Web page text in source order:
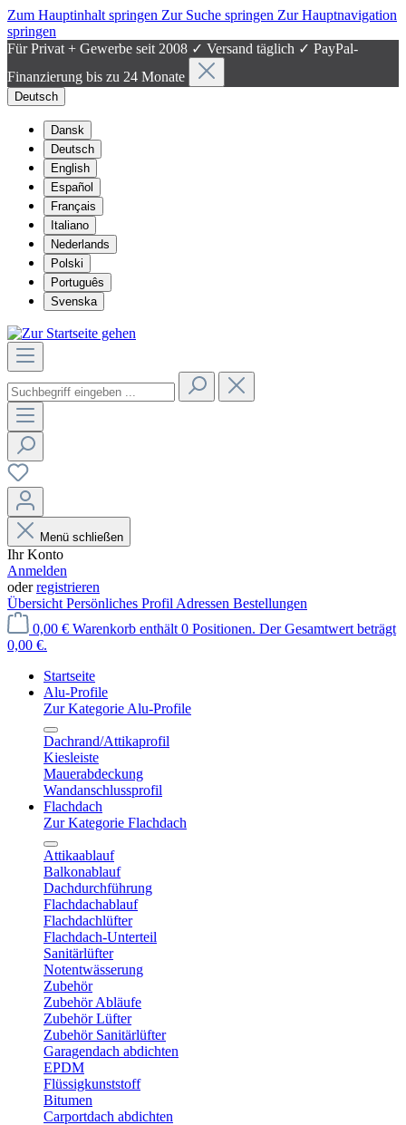
Zum Hauptinhalt springen Zur Suche springen Zur Hauptnavigation
springen
Für Privat + Gewerbe seit 2008 ✓ Versand täglich ✓ PayPal-
Finanzierung bis zu 24 Monate
Deutsch
Dansk
Deutsch
English
Español
Français
Italiano
Nederlands
Polski
Português
Svenska
Menü schließen
Ihr Konto
Anmelden
oderregistrieren
Übersicht Persönliches Profil Adressen Bestellungen
0,00 € Warenkorb enthält 0 Positionen. Der Gesamtwert beträgt
0,00 €.
Startseite
Alu-Profile
Zur Kategorie Alu-Profile
Dachrand/Attikaprofil
Kiesleiste
Mauerabdeckung
Wandanschlussprofil
Flachdach
Zur Kategorie Flachdach
Attikaablauf
Balkonablauf
Dachdurchführung
Flachdachablauf
Flachdachlüfter
Flachdach-Unterteil
Sanitärlüfter
Notentwässerung
Zubehör
Zubehör Abläufe
Zubehör Lüfter
Zubehör Sanitärlüfter
Garagendach abdichten
EPDM
Flüssigkunststoff
Bitumen
Carportdach abdichten